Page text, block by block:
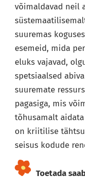
võimaldavad neil
suuremas
esemeid, mida
eluks vajavad,
spetsiaalsed
suuremate
pagasiga, mis
tõhusamalt
on kriitilise
seisus kodude
Toetada